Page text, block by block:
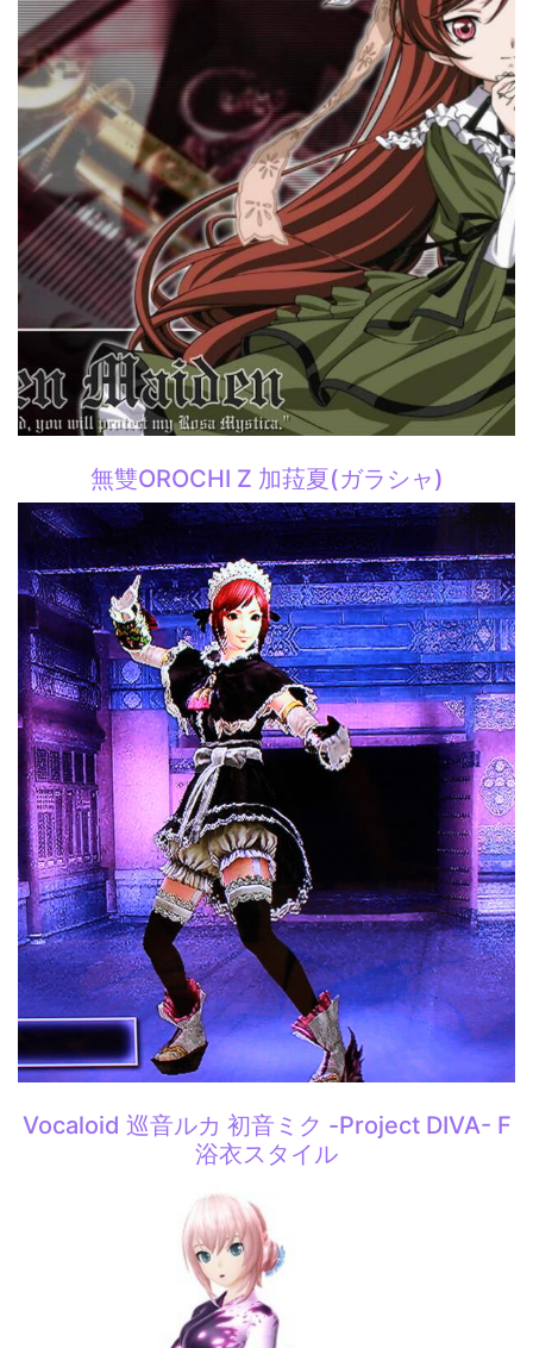
無雙OROCHI Z 加菈夏(ガラシャ)
Vocaloid 巡音ルカ 初音ミク -Project DIVA- F
浴衣スタイル